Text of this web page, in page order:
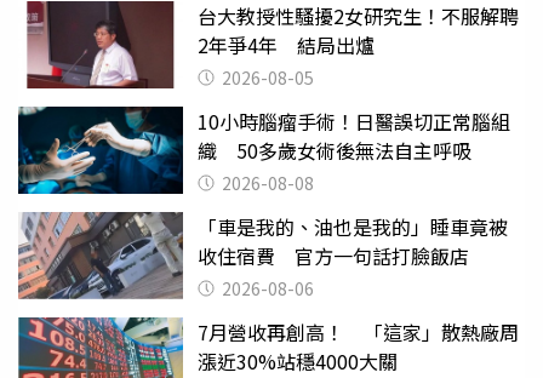
台大教授性騷擾2女研究生！不服解聘
2年爭4年 結局出爐
2026-08-05
10小時腦瘤手術！日醫誤切正常腦組
織 50多歲女術後無法自主呼吸
2026-08-08
「車是我的、油也是我的」睡車竟被
收住宿費 官方一句話打臉飯店
2026-08-06
7月營收再創高！ 「這家」散熱廠周
漲近30%站穩4000大關